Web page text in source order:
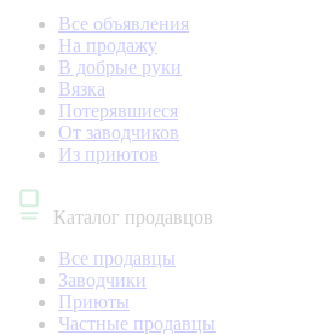
Все объявления
На продажу
В добрые руки
Вязка
Потерявшиеся
От заводчиков
Из приютов
Каталог продавцов
Все продавцы
Заводчики
Приюты
Частные продавцы